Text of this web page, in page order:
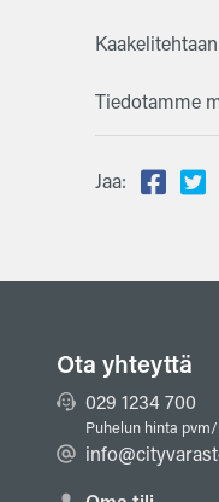
Tiedotamme
Jaa:
Ota yhteyttä
029 1234 700
Puhelun hinta